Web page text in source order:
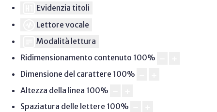
Evidenzia titoli
Lettore vocale
Modalità lettura
Ridimensionamento contenuto 100%
Dimensione del carattere 100%
Altezza della linea 100%
Spaziatura delle lettere 100%